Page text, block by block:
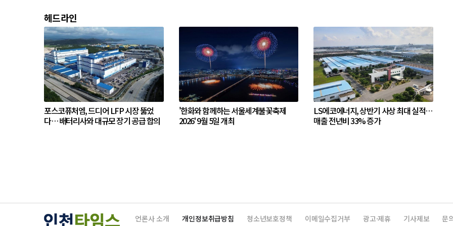
헤드라인
포스코퓨처엠, 드디어 LFP 시장 뚫었
다… 배터리사와 대규모 장기 공급 합의
'한화와 함께하는 서울세계불꽃축제
2026' 9월 5일 개최
LS에코에너지, 상반기 사상 최대 실적…
매출 전년비 33% 증가
언론사 소개 개인정보취급방침 청소년보호정책 이메일수집거부 광고·제휴 기사제보 문